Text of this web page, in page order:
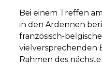
Bei einem Treffen
in den Ardennen
französisch-
vielversprechenden
Rahmen des